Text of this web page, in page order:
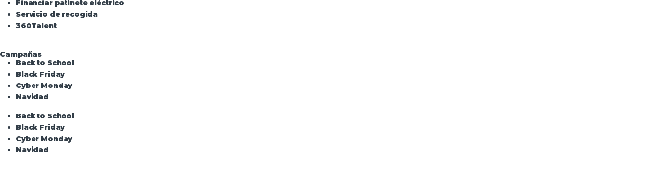
Financiar patinete eléctrico
Servicio de recogida
360Talent
Campañas
Back to School
Black Friday
Cyber Monday
Navidad
Back to School
Black Friday
Cyber Monday
Navidad